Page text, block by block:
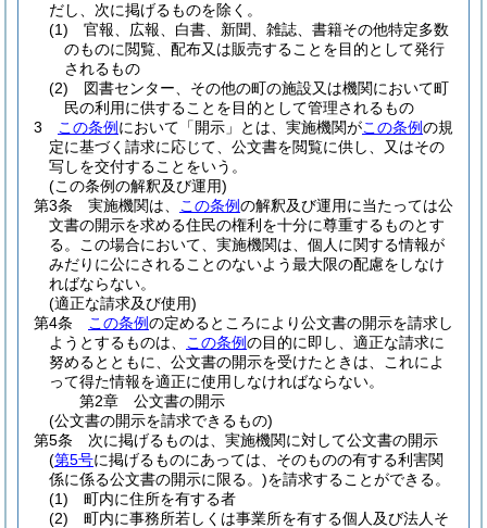
だし、次に掲げるものを除く。
(1)
官報、広報、白書、新聞、雑誌、書籍その他特定多数
のものに閲覧、配布又は販売することを目的として発行
されるもの
(2)
図書センター、その他の町の施設又は機関において町
民の利用に供することを目的として管理されるもの
3
この条例 において「開示」とは、実施機関がこの条例の規
定に基づく請求に応じて、公文書を閲覧に供し、又はその
写しを交付することをいう。
(この条例の解釈及び運用)
第3条
実施機関は、 この条例の解釈及び運用に当たっては公
文書の開示を求める住民の権利を十分に尊重するものとす
る。
この場合において、実施機関は、個人に関する情報が
みだりに公にされることのないよう最大限の配慮をしなけ
ればならない。
(適正な請求及び使用)
第4条
この条例の定めるところにより公文書の開示を請求し
ようとするものは、
この条例の目的に即し、適正な請求に
努めるとともに、公文書の開示を受けたときは、これによ
って得た情報を適正に使用しなければならない。
第2章
公文書の開示
(公文書の開示を請求できるもの)
第5条
次に掲げるものは、実施機関に対して公文書の開示
(第5号に掲げるものにあっては、そのものの有する利害関
係に係る公文書の開示に限る。)を請求することができる。
(1)
町内に住所を有する者
(2)
町内に事務所若しくは事業所を有する個人及び法人そ